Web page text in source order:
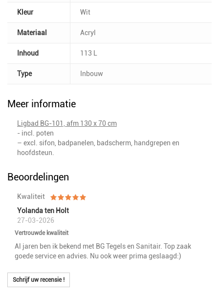
Kleur Wit
Materiaal Acryl
Inhoud 113 L
Type Inbouw
Meer informatie
Ligbad BG-101, afm 130 x 70 cm
- incl. poten
– excl. sifon, badpanelen, badscherm, handgrepen en
hoofdsteun.
Beoordelingen
Kwaliteit
Yolanda ten Holt
27-03-2026
Vertrouwde kwaliteit
Al jaren ben ik bekend met BG Tegels en Sanitair. Top zaak
goede service en advies. Nu ook weer prima geslaagd:)
Schrijf uw recensie !